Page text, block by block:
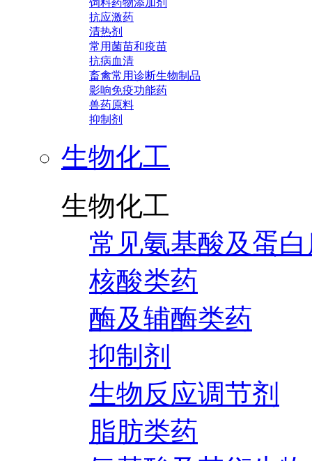
饲料药物添加剂
抗应激药
清热剂
常用菌苗和疫苗
抗病血清
畜禽常用诊断生物制品
影响免疫功能药
兽药原料
抑制剂
生物化工
生物化工
常见氨基酸及蛋
核酸类药
酶及辅酶类药
抑制剂
生物反应调节剂
脂肪类药